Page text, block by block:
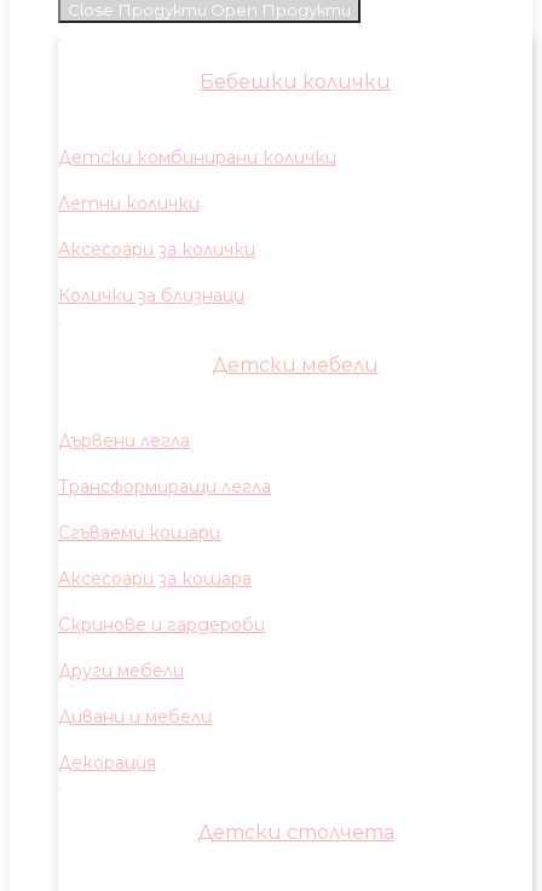
Close Продукти Open Продукти
Бебешки колички
Детски комбинирани колички
Летни колички
Аксесоари за колички
Колички за близнаци
Детски мебели
Дървени легла
Трансформиращи легла
Сгъваеми кошари
Аксесоари за кошара
Скринове и гардероби
Други мебели
Дивани и мебели
Декорация
Детски столчета